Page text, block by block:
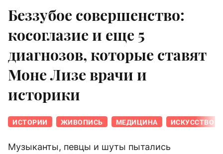
Беззубое совершенство:
косоглазие и еще 5
диагнозов, которые ставят
Моне Лизе врачи и
историки
ИСТОРИИ ЖИВОПИСЬ МЕДИЦИНА ИСКУССТВО
Музыканты, певцы и шуты пытались